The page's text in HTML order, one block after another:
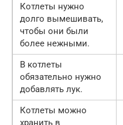
Котлеты нужно
долго вымешивать,
чтобы они были
более нежными.
В котлеты
обязательно нужно
добавлять лук.
Котлеты можно
хранить в